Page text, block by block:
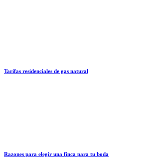
Tarifas residenciales de gas natural
Razones para elegir una finca para tu boda